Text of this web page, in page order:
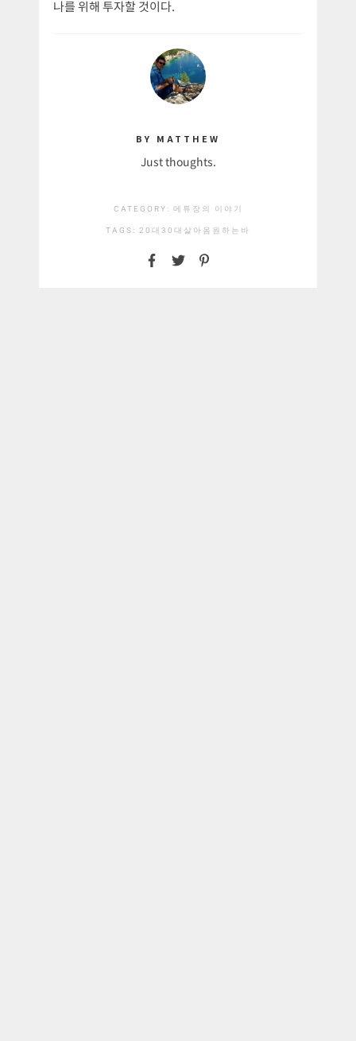
나를 위해 투자할 것이다.
BY MATTHEW
Just thoughts.
CATEGORY: 메튜장의 이야기
TAGS: 20대 30대 살아옴 원하는바